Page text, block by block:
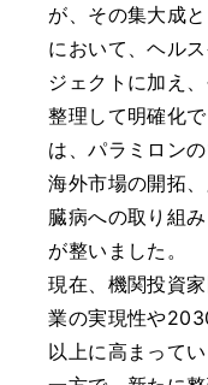
が、その集大成
において、ヘル
ジェクトに加え
整理して明確化
は、パラミロン
海外市場の開拓
臓病への取り組
が整いました。
現在、機関投資
業の実現性や
以上に高まって